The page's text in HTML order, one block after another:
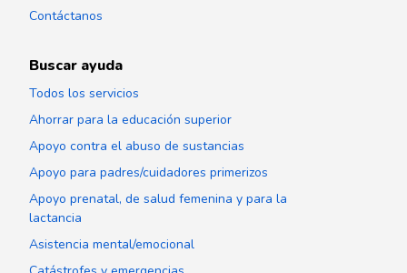
Contáctanos
Buscar ayuda
Todos los servicios
Ahorrar para la educación superior
Apoyo contra el abuso de sustancias
Apoyo para padres/cuidadores primerizos
Apoyo prenatal, de salud femenina y para la
lactancia
Asistencia mental/emocional